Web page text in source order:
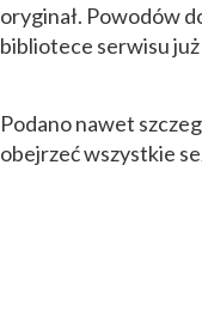
oryginał. Powodów
bibliotece serwisu
Podano nawet
obejrzeć wszystkie